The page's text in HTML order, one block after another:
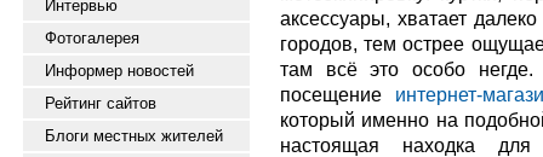
Интервью
Фотогалерея
Информер новостей
Рейтинг сайтов
Блоги местных жителей
аксессуары, хватает
городов, тем острее
там всё это особо негде.
посещение интернет-
который именно на
настоящая находка для